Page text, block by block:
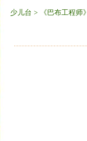
少儿台 > 《巴布工程师》